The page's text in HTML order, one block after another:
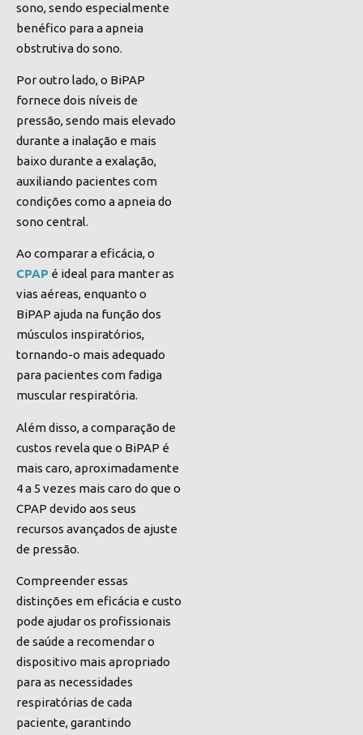
sono, sendo especialmente
benéfico para a apneia
obstrutiva do sono.
Por outro lado, o BiPAP
fornece dois níveis de
pressão, sendo mais elevado
durante a inalação e mais
baixo durante a exalação,
auxiliando pacientes com
condições como a apneia do
sono central.
Ao comparar a eficácia, o
CPAP é ideal para manter as
vias aéreas, enquanto o
BiPAP ajuda na função dos
músculos inspiratórios,
tornando-o mais adequado
para pacientes com fadiga
muscular respiratória.
Além disso, a comparação de
custos revela que o BiPAP é
mais caro, aproximadamente
4 a 5 vezes mais caro do que o
CPAP devido aos seus
recursos avançados de ajuste
de pressão.
Compreender essas
distinções em eficácia e custo
pode ajudar os profissionais
de saúde a recomendar o
dispositivo mais apropriado
para as necessidades
respiratórias de cada
paciente, garantindo